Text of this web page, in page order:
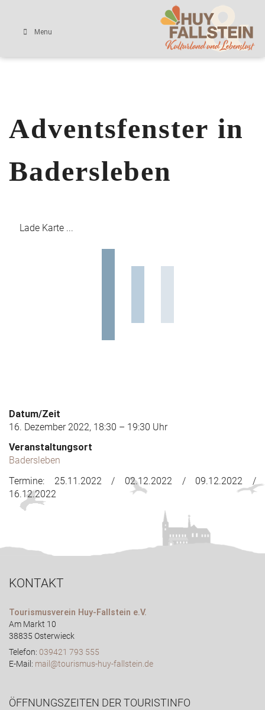
Menu
Adventsfenster in
Badersleben
Lade Karte ...
Datum/Zeit
16. Dezember 2022, 18:30 – 19:30 Uhr
Veranstaltungsort
Badersleben
Termine: 25.11.2022 / 02.12.2022 / 09.12.2022 /
16.12.2022
KONTAKT
Tourismusverein Huy-Fallstein e.V.
Am Markt 10
38835 Osterwieck
Telefon: 039421 793 555
E-Mail: mail@tourismus-huy-fallstein.de
ÖFFNUNGSZEITEN DER TOURISTINFO